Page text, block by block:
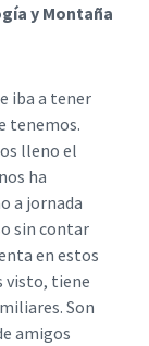
y Montaña
iba a tener
tenemos.
lleno el
ha
a jornada
sin contar
en estos
visto, tiene
Son
amigos